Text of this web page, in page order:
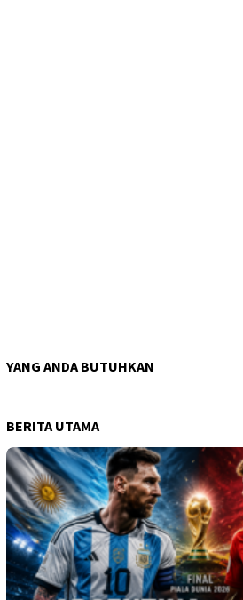
YANG ANDA BUTUHKAN
BERITA UTAMA